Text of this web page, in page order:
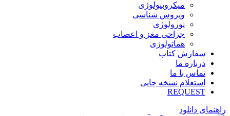
میکروبیولوژی
ویروس شناسی
نورولوژی
جراحی مغز و اعصاب
هماتولوژی
سفارش کتاب
درباره ما
تماس با ما
استعلام نسخه چاپی
REQUEST
راهنمای دانلود